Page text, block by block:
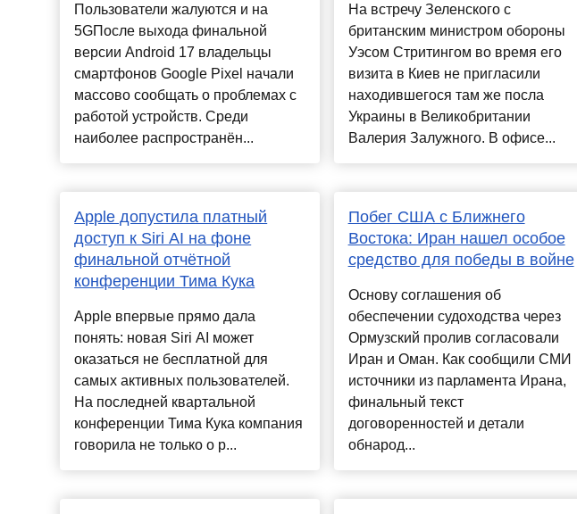
Пользователи жалуются и на
5GПосле выхода финальной
версии Android 17 владельцы
смартфонов Google Pixel начали
массово сообщать о проблемах с
работой устройств. Среди
наиболее распространён...
Apple допустила платный
доступ к Siri AI на фоне
финальной отчётной
конференции Тима Кука
Apple впервые прямо дала
понять: новая Siri AI может
оказаться не бесплатной для
самых активных пользователей.
На последней квартальной
конференции Тима Кука компания
говорила не только о р...
На встречу Зеленского с
британским министром обороны
Уэсом Стритингом во время его
визита в Киев не пригласили
находившегося там же посла
Украины в Великобритании
Валерия Залужного. В офисе...
Побег США с Ближнего
Востока: Иран нашел особое
средство для победы в войне
Основу соглашения об
обеспечении судоходства через
Ормузский пролив согласовали
Иран и Оман. Как сообщили СМИ
источники из парламента Ирана,
финальный текст
договоренностей и детали
обнарод...